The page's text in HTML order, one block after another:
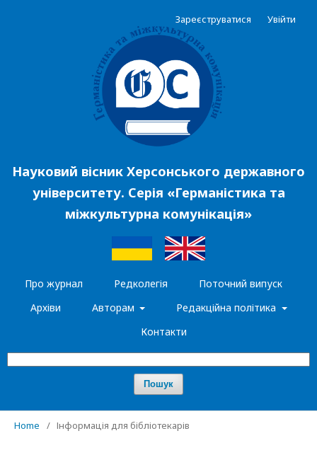
Науковий вісник Херсонського державного
університету. Серія «Германістика та
міжкультурна комунікація»
Про журнал Редколегія
Поточний випуск
Архіви
Авторам
Редакційна політика
Контакти
Пошук
Зареєструватися Увійти
Home / Інформація для бібліотекарів